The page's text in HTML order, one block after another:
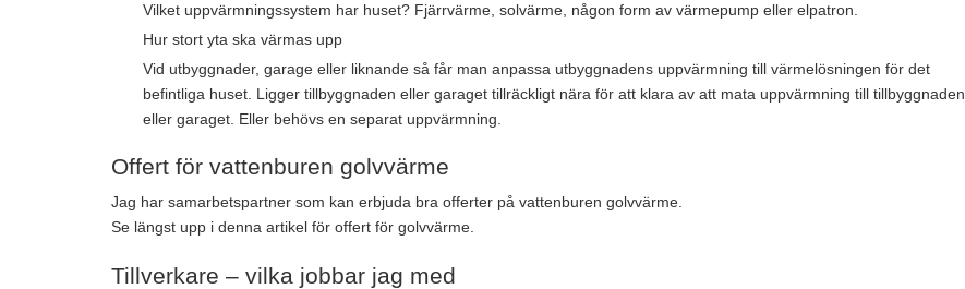
Vilket uppvärmningssystem har huset? Fjärrvärme, solvärme, någon form av värmepump eller elpatron.
Hur stort yta ska värmas upp
Vid utbyggnader, garage eller liknande så får man anpassa utbyggnadens uppvärmning till värmelösningen för det
befintliga huset. Ligger tillbyggnaden eller garaget tillräckligt nära för att klara av att mata uppvärmning till tillbyggnaden
eller garaget. Eller behövs en separat uppvärmning.
Offert för vattenburen golvvärme
Jag har samarbetspartner som kan erbjuda bra offerter på vattenburen golvvärme.
Se längst upp i denna artikel för offert för golvvärme.
Tillverkare – vilka jobbar jag med